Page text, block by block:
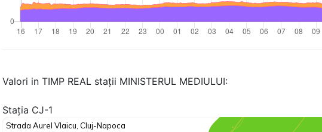
Valori in TIMP REAL stații MINISTERUL MEDIULUI:
Stația CJ-1